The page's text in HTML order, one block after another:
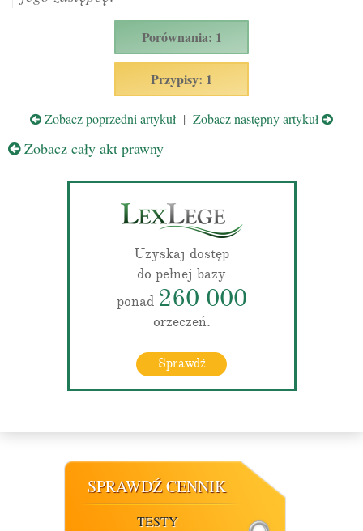
Porównania: 1
Przypisy: 1
Zobacz poprzedni artykuł | Zobacz następny artykuł
Zobacz cały akt prawny
Uzyskaj dostęp
do pełnej bazy
ponad 260 000
orzeczeń.
Sprawdź
SPRAWDŹ CENNIK
TESTY